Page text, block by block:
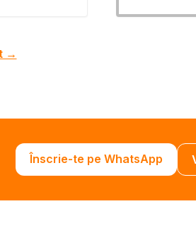
→
Înscrie-te pe WhatsApp